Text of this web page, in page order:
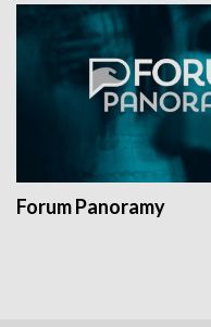
Forum Panoramy